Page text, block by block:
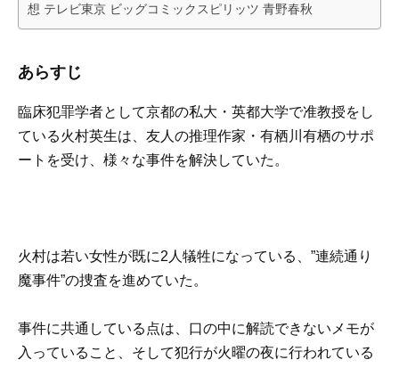
想 テレビ東京 ビッグコミックスピリッツ 青野春秋
あらすじ
臨床犯罪学者として京都の私大・英都大学で准教授をし
ている火村英生は、友人の推理作家・有栖川有栖のサポ
ートを受け、様々な事件を解決していた。
火村は若い女性が既に2人犠牲になっている、”連続通り
魔事件”の捜査を進めていた。
事件に共通している点は、口の中に解読できないメモが
入っていること、そして犯行が火曜の夜に行われている